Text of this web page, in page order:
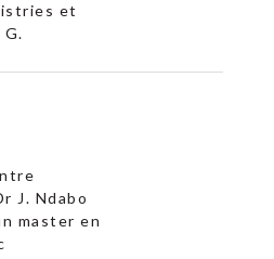
et
G.
J. Ndabo
master en